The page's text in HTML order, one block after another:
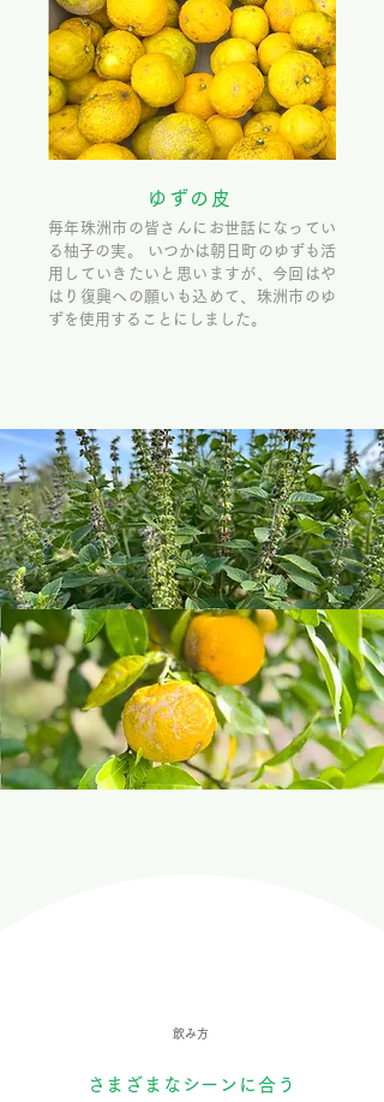
ゆずの皮
毎年珠洲市の皆さんにお世話になってい
る柚子の実。 いつかは朝日町のゆずも活
用していきたいと思いますが、今回はや
はり復興への願いも込めて、珠洲市のゆ
ずを使用することにしました。
飲み方
さまざまなシーンに合う